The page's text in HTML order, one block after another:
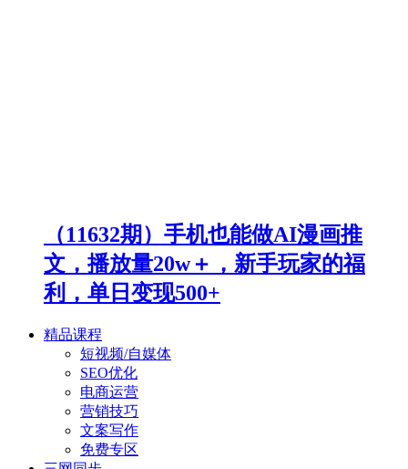
（11632期）手机也能做AI漫画推
文，播放量20w＋，新手玩家的福
利，单日变现500+
精品课程
短视频/自媒体
SEO优化
电商运营
营销技巧
文案写作
免费专区